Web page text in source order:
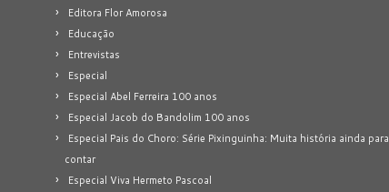
Editora Flor Amorosa
Educação
Entrevistas
Especial
Especial Abel Ferreira 100 anos
Especial Jacob do Bandolim 100 anos
Especial Pais do Choro: Série Pixinguinha: Muita história ainda para
contar
Especial Viva Hermeto Pascoal